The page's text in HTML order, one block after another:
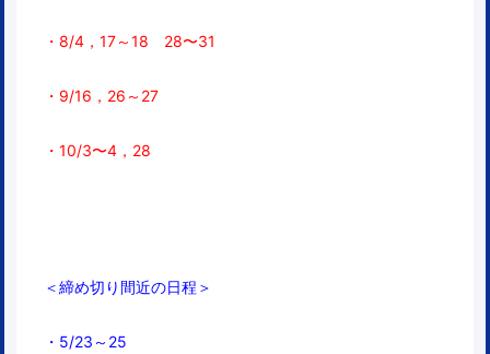
・8/4，17～18 28〜31
・9/16，26～27
・10/3〜4，28
＜締め切り間近の日程＞
・5/23～25